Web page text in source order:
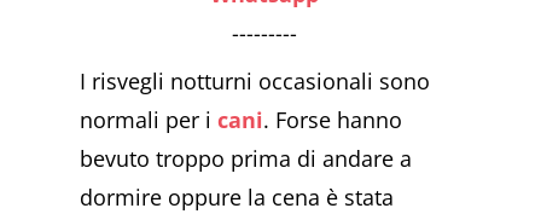
---------
I risvegli notturni occasionali sono
normali per icani. Forse hanno
bevuto troppo prima di andare a
dormire oppure la cena è stata